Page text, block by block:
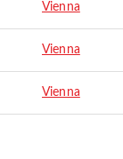
Vienna
Vienna
Vienna